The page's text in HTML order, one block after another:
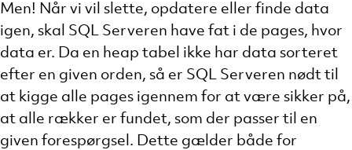
Men! Når vi vil slette, opdatere eller finde data
igen, skal SQL Serveren have fat i de pages, hvor
data er. Da en heap tabel ikke har data sorteret
efter en given orden, så er SQL Serveren nødt til
at kigge alle pages igennem for at være sikker på,
at alle rækker er fundet, som der passer til en
given forespørgsel. Dette gælder både for